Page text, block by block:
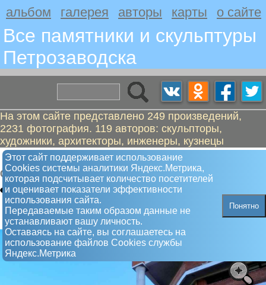
альбом галерея авторы карты о сайте
Все памятники и скульптуры
Петрозаводскa
На этом сайте представлено 249 произведений,
2231 фотография. 119 авторов: скульпторы,
художники, архитекторы, инженеры, кузнецы
Этот сайт поддерживает использование
Сookies системы аналитики Яндекс.Метрика,
которая подсчитывает количество посетителей
и оценивает показатели эффективности
использования сайта.
Передаваемые таким образом данные не
устанавливают вашу личность.
Оставаясь на сайте, вы соглашаетесь на
использование файлов Сookies службы
Яндекс.Метрика
Понятно
Икар
Скульптура